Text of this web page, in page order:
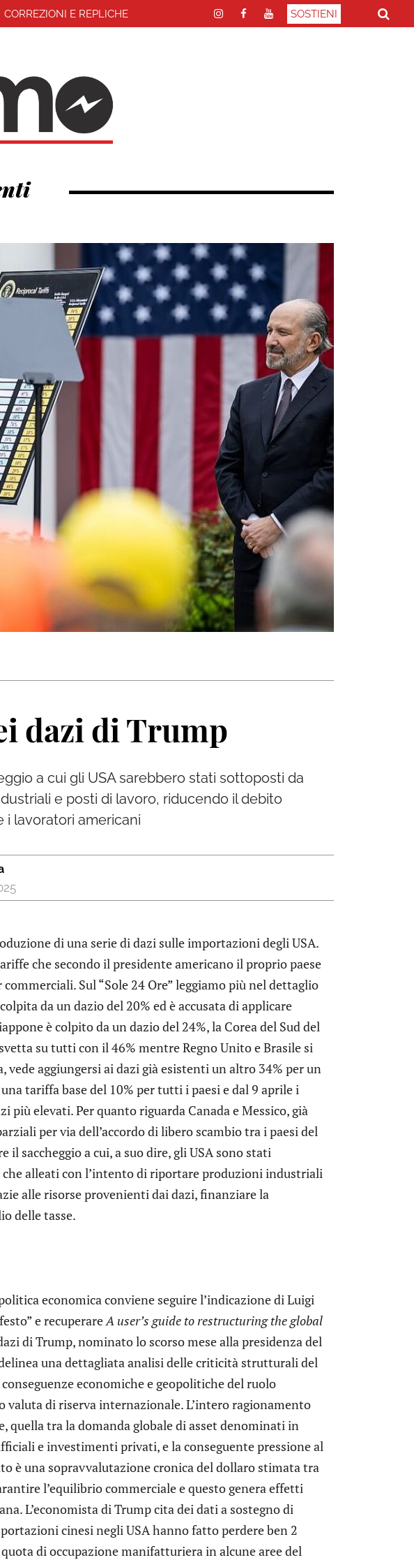
CORREZIONI E REPLICHE SOSTIENI
dazi di Trump
a cui gli USA sarebbero stati sottoposti da
e posti di lavoro, riducendo il debito
i lavoratori americani
di una serie di dazi sulle importazioni degli USA.
che secondo il presidente americano il proprio paese
Sul “Sole 24 Ore” leggiamo più nel dettaglio
da un dazio del 20% ed è accusata di applicare
è colpito da un dazio del 24%, la Corea del Sud del
su tutti con il 46% mentre Regno Unito e Brasile si
vede aggiungersi ai dazi già esistenti un altro 34% per un
tariffa base del 10% per tutti i paesi e dal 9 aprile i
più elevati. Per quanto riguarda Canada e Messico, già
per via dell’accordo di libero scambio tra i paesi del
saccheggio a cui, a suo dire, gli USA sono stati
alleati con l’intento di riportare produzioni industriali
alle risorse provenienti dai dazi, finanziare la
delle tasse.
economica conviene seguire l’indicazione di Luigi
e recuperareA user’s guide to restructuring the global
di Trump, nominato lo scorso mese alla presidenza del
una dettagliata analisi delle criticità strutturali del
economiche e geopolitiche del ruolo
di riserva internazionale. L’intero ragionamento
tra la domanda globale di asset denominati in
e investimenti privati, e la conseguente pressione al
è una sopravvalutazione cronica del dollaro stimata tra
l’equilibrio commerciale e questo genera effetti
L’economista di Trump cita dei dati a sostegno di
cinesi negli USA hanno fatto perdere ben 2
di occupazione manifatturiera in alcune aree del